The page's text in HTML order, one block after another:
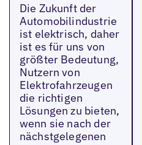
Die Zukunft der
Automobilindustrie
ist elektrisch, daher
ist es für uns von
größter Bedeutung,
Nutzern von
Elektrofahrzeugen
die richtigen
Lösungen zu bieten,
wenn sie nach der
nächstgelegenen